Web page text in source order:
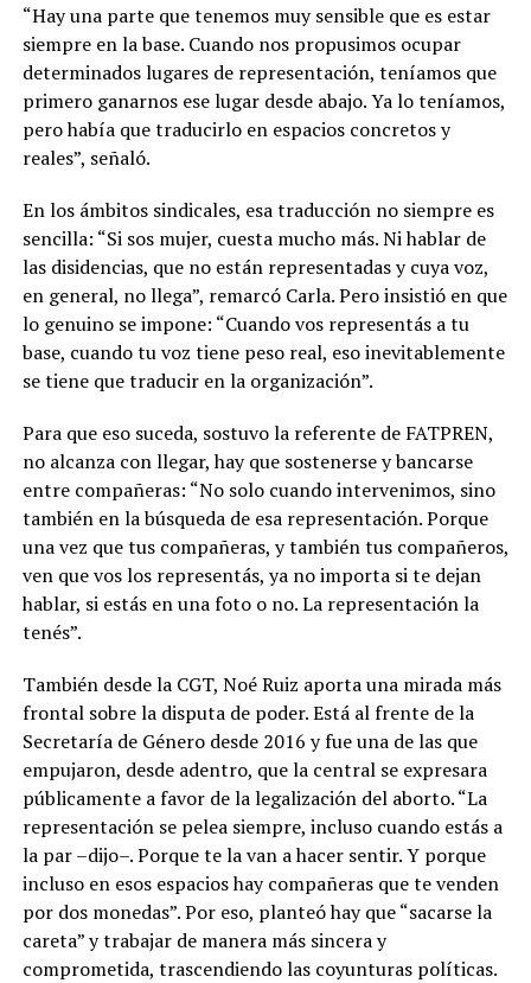
“Hay una parte que tenemos muy sensible que es estar
siempre en la base. Cuando nos propusimos ocupar
determinados lugares de representación, teníamos que
primero ganarnos ese lugar desde abajo. Ya lo teníamos,
pero había que traducirlo en espacios concretos y
reales”, señaló.
En los ámbitos sindicales, esa traducción no siempre es
sencilla: “Si sos mujer, cuesta mucho más. Ni hablar de
las disidencias, que no están representadas y cuya voz,
en general, no llega”, remarcó Carla. Pero insistió en que
lo genuino se impone: “Cuando vos representás a tu
base, cuando tu voz tiene peso real, eso inevitablemente
se tiene que traducir en la organización”.
Para que eso suceda, sostuvo la referente de FATPREN,
no alcanza con llegar, hay que sostenerse y bancarse
entre compañeras: “No solo cuando intervenimos, sino
también en la búsqueda de esa representación. Porque
una vez que tus compañeras, y también tus compañeros,
ven que vos los representás, ya no importa si te dejan
hablar, si estás en una foto o no. La representación la
tenés”.
También desde la CGT, Noé Ruiz aporta una mirada más
frontal sobre la disputa de poder. Está al frente de la
Secretaría de Género desde 2016 y fue una de las que
empujaron, desde adentro, que la central se expresara
públicamente a favor de la legalización del aborto. “La
representación se pelea siempre, incluso cuando estás a
la par –dijo–. Porque te la van a hacer sentir. Y porque
incluso en esos espacios hay compañeras que te venden
por dos monedas”. Por eso, planteó hay que “sacarse la
careta” y trabajar de manera más sincera y
comprometida, trascendiendo las coyunturas políticas.